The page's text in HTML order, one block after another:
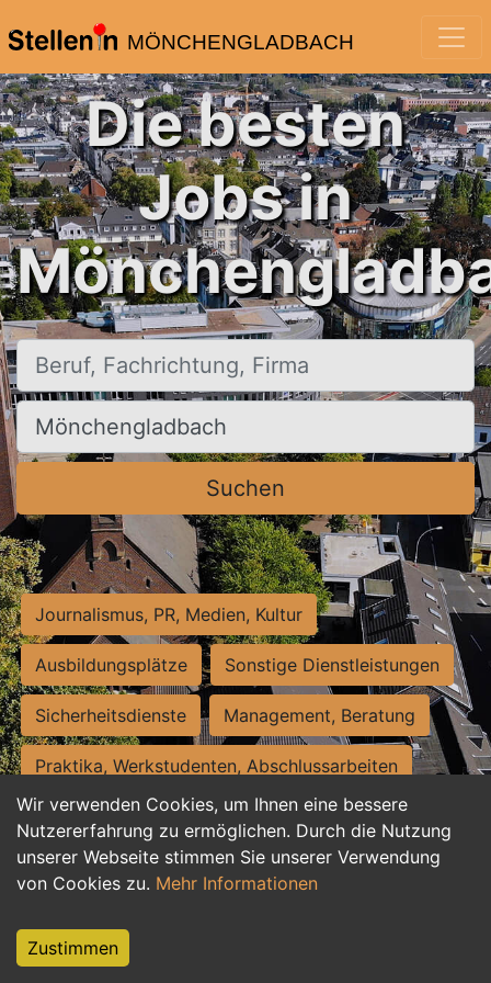
MÖNCHENGLADBACH
Wir verwenden Cookies, um Ihnen eine bessere
Nutzererfahrung zu ermöglichen. Durch die Nutzung
unserer Webseite stimmen Sie unserer Verwendung
von Cookies zu. Mehr Informationen
Zustimmen
Die besten
Jobs in
Beruf, Fachrichtung, Firma
Ort, Stadt
Suchen
Journalismus, PR, Medien, Kultur
Ausbildungsplätze Sonstige Dienstleistungen
Sicherheitsdienste Management, Beratung
Praktika, Werkstudenten, Abschlussarbeiten
Personalwesen Assistenz, Sekretariat
Hilfskräfte, Aushilfs- und Nebenjobs
Weiterbildung, Studium, duale Ausbildung